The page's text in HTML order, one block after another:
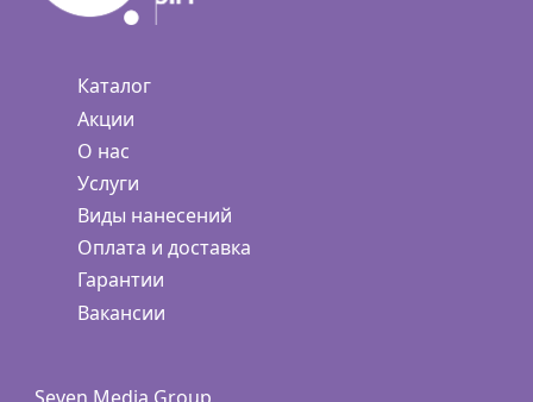
Каталог
Акции
О нас
Услуги
Виды нанесений
Оплата и доставка
Гарантии
Вакансии